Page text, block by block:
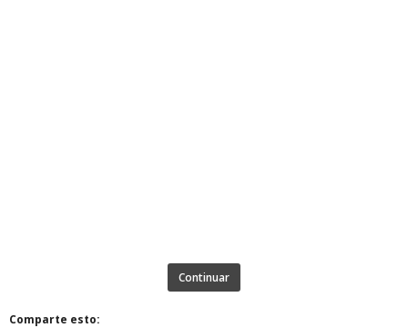
Continuar
Comparte esto: